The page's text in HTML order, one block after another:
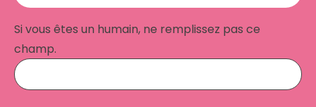
Si vous êtes un humain, ne remplissez pas ce
champ.